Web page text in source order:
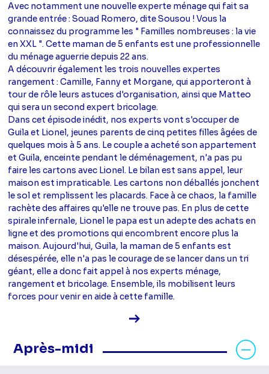
Avec notamment une nouvelle experte ménage qui fait sa
grande entrée : Souad Romero, dite Sousou ! Vous la
connaissez du programme les " Familles nombreuses : la vie
en XXL ". Cette maman de 5 enfants est une professionnelle
du ménage aguerrie depuis 22 ans.
A découvrir également les trois nouvelles expertes
rangement : Camille, Fanny et Morgane, qui apporteront à
tour de rôle leurs astuces d'organisation, ainsi que Matteo
qui sera un second expert bricolage.
Dans cet épisode inédit, nos experts vont s'occuper de
Guila et Lionel, jeunes parents de cinq petites filles âgées de
quelques mois à 5 ans. Le couple a acheté son appartement
et Guila, enceinte pendant le déménagement, n'a pas pu
faire les cartons avec Lionel. Le bilan est sans appel, leur
maison est impraticable. Les cartons non déballés jonchent
le sol et remplissent les placards. Face à ce chaos, la famille
rachète des affaires qu'elle ne trouve pas. En plus de cette
spirale infernale, Lionel le papa est un adepte des achats en
ligne et des promotions qui encombrent encore plus la
maison. Aujourd'hui, Guila, la maman de 5 enfants est
désespérée, elle n'a pas le courage de se lancer dans un tri
géant, elle a donc fait appel à nos experts ménage,
rangement et bricolage. Ensemble, ils mobilisent leurs
forces pour venir en aide à cette famille.
Voir la fiche diffusion
Après-midi
Masquer les programmes Après-